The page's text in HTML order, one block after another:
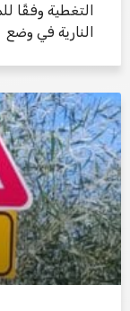
التغطية وفقًا
النارية في وضع